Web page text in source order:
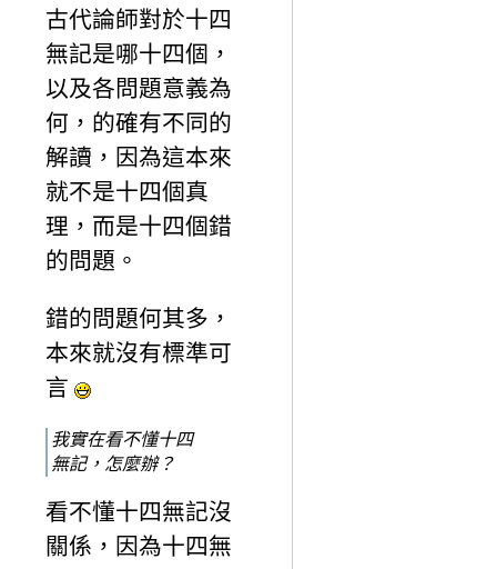
古代論師對於十四
無記是哪十四個，
以及各問題意義為
何，的確有不同的
解讀，因為這本來
就不是十四個真
理，而是十四個錯
的問題。
錯的問題何其多，
本來就沒有標準可
言
我實在看不懂十四
無記，怎麼辦？
看不懂十四無記沒
關係，因為十四無